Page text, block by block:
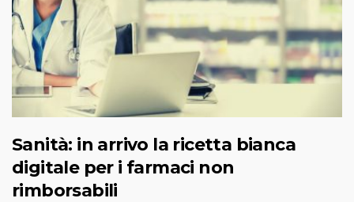
Sanità: in arrivo la ricetta bianca
digitale per i farmaci non
rimborsabili